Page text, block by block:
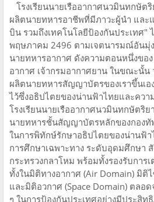
โรงเรียนนายเรืออากาศนวมินทกษัต
ผลิตนายทหารอาชีพที่มีภาวะผู้นำ และ
บิน รวมถึงเทคโนโลยีป้องกันประเทศ"
พฤษภาคม 2496 ตามเจตนารมณ์อันมุ่ง
นายทหารอากาศ ดังความตอนหนึ่งขอ
อากาศ เจ้ากรมอากาศยาน ในขณะนั้น
ผลิตนายทหารสัญญาบัตรของเราขึ้นเอ
ไว้ซึ่งอธิปไตยของน่านฟ้าไทยและคว
โรงเรียนนายเรืออากาศนวมินทกษัตริ
นายทหารชั้นสัญญาบัตรหลักของกองทั
ในการพิทักษ์รักษาอธิปไตยของน่านฟ้า
การศึกษาเฉพาะทาง ระดับอุดมศึกษา
กระทรวงกลาโหม พร้อมทั้งรองรับการ
ทั้งในมิติทางอากาศ (Air Domain) มิติ
และมิติอวกาศ (Space Domain) ตล
ๆ ในการป้องกันประเทศอย่างมีประสิท